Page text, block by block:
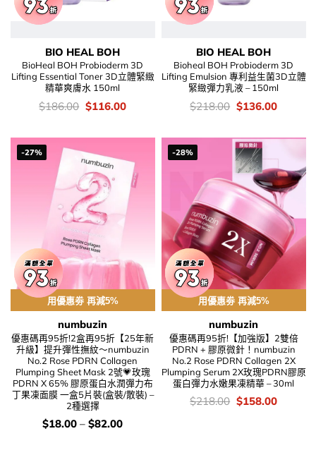
BIO HEAL BOH
BioHeal BOH Probioderm 3D
Lifting Essential Toner 3D立體緊緻
精華爽膚水 150ml
價
錢：
$186.00 Original
price
$186.00.
$116.00Current
$116.00.
BIO HEAL BOH
Bioheal BOH Probioderm 3D
Lifting Emulsion 專利益生菌3D立體
緊緻彈力乳液 – 150ml
價
錢：
$218.00 Original
price
$218.00.
$136.00Current
-27%
用優惠劵 再減5%
numbuzin
優惠碼再95折!2盒再95折【25年新
升級】提升彈性撫紋～numbuzin
No.2 Rose PDRN Collagen
Plumping Sheet Mask 2號💗玫瑰
PDRN X 65% 膠原蛋白水潤彈力布
丁果凍面膜 一盒5片裝(盒裝/散裝) –
2種選擇
價
錢：
$18.00 – $82.00
-28%
用優惠劵 再減5%
numbuzin
優惠碼再95折!【加強版】2雙倍
PDRN + 膠原微針！numbuzin
No.2 Rose PDRN Collagen 2X
Plumping Serum 2X玫瑰PDRN膠原
蛋白彈力水嫩果凍精華 – 30ml
價
錢：
$218.00 Original
price
$158.00Current